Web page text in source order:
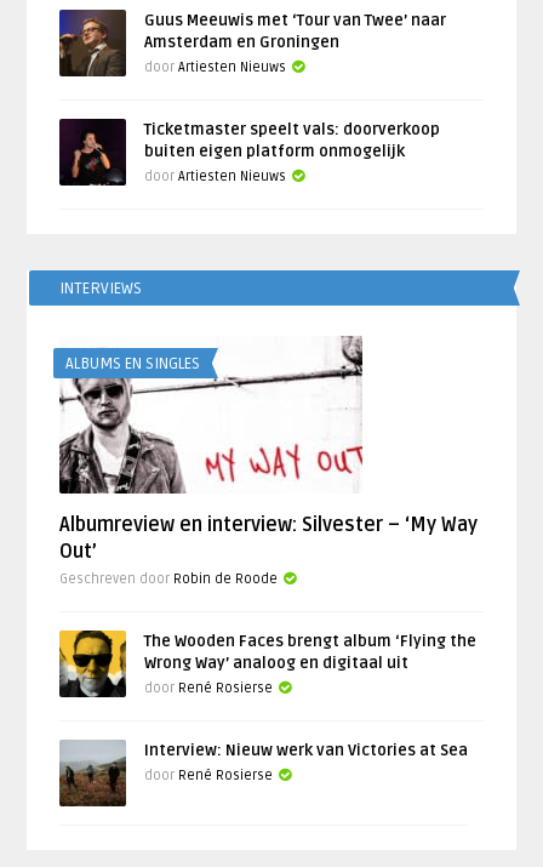
Guus Meeuwis met ‘Tour van Twee’ naar
Amsterdam en Groningen
doorArtiesten Nieuws
Ticketmaster speelt vals: doorverkoop
buiten eigen platform onmogelijk
doorArtiesten Nieuws
INTERVIEWS
ALBUMS EN SINGLES
Albumreview en interview: Silvester – ‘My Way
Out’
Geschreven door Robin de Roode
The Wooden Faces brengt album ‘Flying the
Wrong Way’ analoog en digitaal uit
door René Rosierse
Interview: Nieuw werk van Victories at Sea
door René Rosierse